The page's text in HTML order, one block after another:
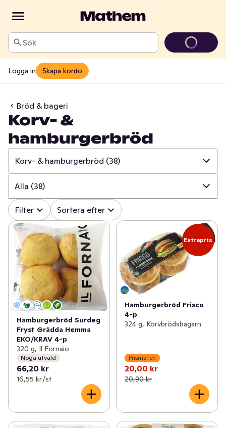
Sök
Logga in Skapa konto
Bröd & bageri
Korv- &
hamburgerbröd
Korv- & hamburgerbröd (38)
✓ Alla (613)
✓ Matbröd (153)
✓ Knäckebröd & skorpor (103)
✓ Kex & kakor (148)
✓ Kaffebröd & tårtor (112)
✓ Korv- & hamburgerbröd (38)
✓ Tilltugg (48)
✓ Deg & bak (15)
Alla (38)
✓ Alla (38)
✓ Hamburgerbröd (17)
✓ Korvbröd (12)
Pitabröd (6)
✓ Libabröd (3)
Filter Sortera efter
Hamburgerbröd Surdeg
Fryst Grädda Hemma
EKO/KRAV 4-p
320 g, Il Fornaio
Noga utvald
66,20 kr
16,55 kr /st
Extrapris
Hamburgerbröd Frisco
4-p
324 g, Korvbrödsbagarn
Prismatch
20,00 kr
20,90 kr